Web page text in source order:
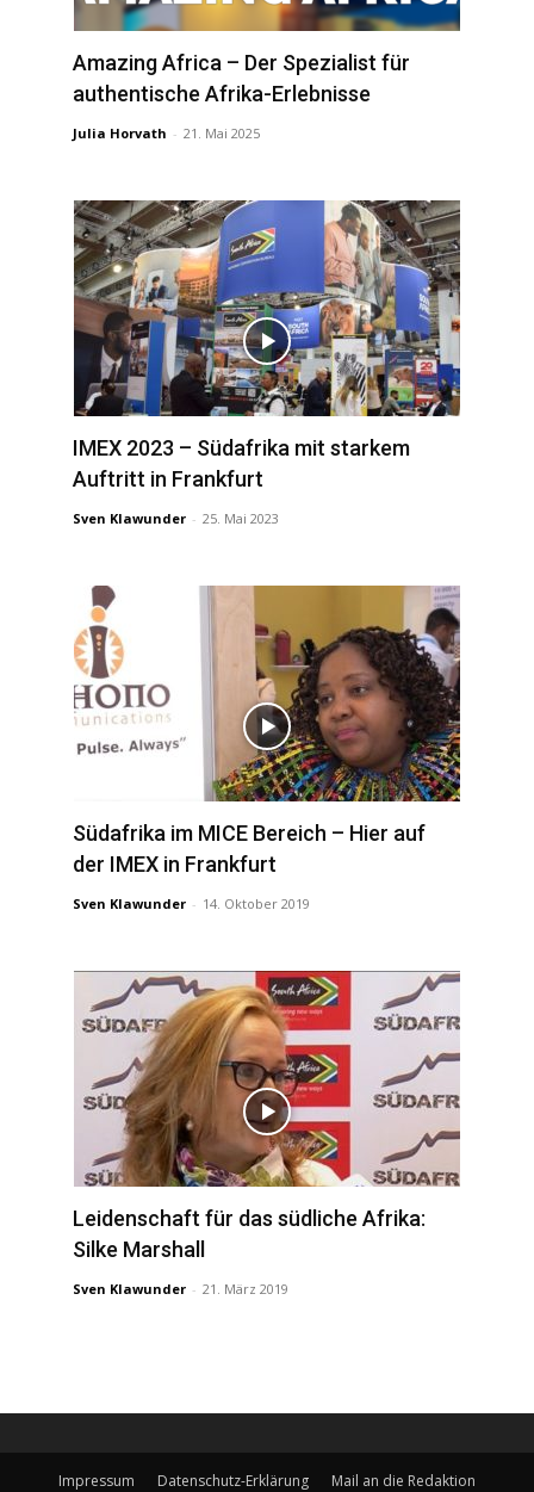
Amazing Africa – Der Spezialist für
authentische Afrika-Erlebnisse
Julia Horvath - 21. Mai 2025
IMEX 2023 – Südafrika mit starkem
Auftritt in Frankfurt
Sven Klawunder - 25. Mai 2023
Südafrika im MICE Bereich – Hier auf
der IMEX in Frankfurt
Sven Klawunder - 14. Oktober 2019
Leidenschaft für das südliche Afrika:
Silke Marshall
Sven Klawunder - 21. März 2019
Impressum Datenschutz-Erklärung Mail an die Redaktion